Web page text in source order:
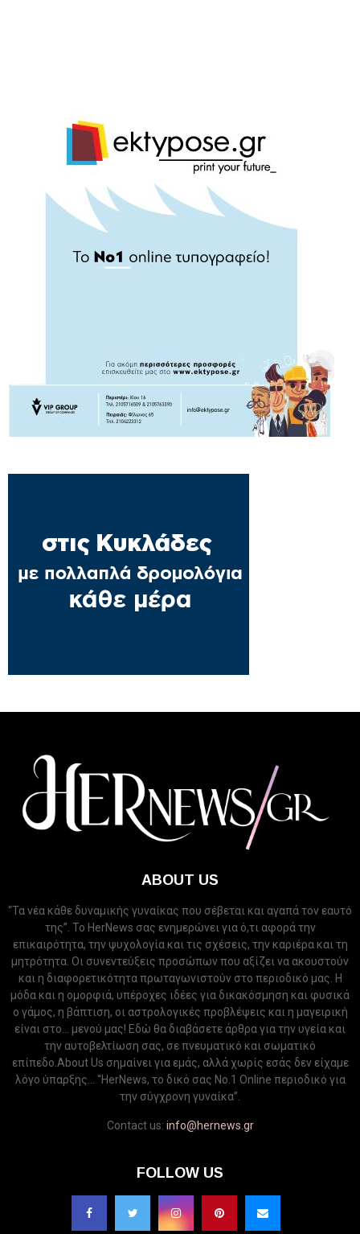
ABOUT US
“Τα νέα κάθε δυναμικής γυναίκας που σέβεται και αγαπά τον εαυτό
της”. Το HerNews σας ενημερώνει για ό,τι αφορά την
επικαιρότητα, την ψυχολογία και τις σχέσεις, την καριέρα και τη
μητρότητα. Οι συνεντεύξεις προσώπων που αξίζει να ακουστούν
και η διαφορετικότητα πρωταγωνιστούν στο περιοδικό μας. Η
μόδα και η ομορφιά, υπέροχες ιδέες για δικακόσμηση και φυσικά
ο γάμος, η βάπτιση, οι αστρολογικές προβλέψεις και η μαγειρική
είναι στο... μενού μας! Εδώ θα διαβάσετε άρθρα για την υγεία και
την αυτοβελτίωση σας, σε πνευματικό και σωματικό
επίπεδο.About Us σημαίνει για εμάς, αλλά χωρίς εσάς δεν είχαμε
λόγο ύπαρξης... “HerNews, το δικό σας Νo.1 Online περιοδικό για
την σύγχρονη γυναίκα”.
Contact us: info@hernews.gr
FOLLOW US